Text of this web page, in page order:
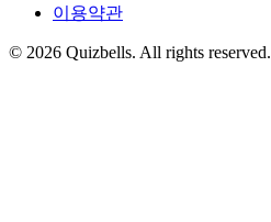
이용약관
© 2026 Quizbells. All rights reserved.